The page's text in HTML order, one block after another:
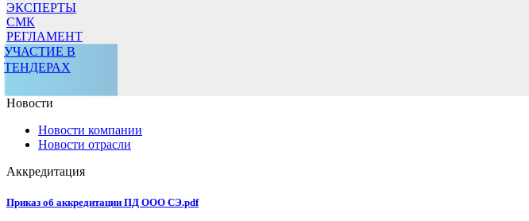
ЭКСПЕРТЫ
СМК
РЕГЛАМЕНТ
УЧАСТИЕ В
ТЕНДЕРАХ
Новости
Новости компании
Новости отрасли
Аккредитация
Приказ об аккредитации ПД ООО СЭ.pdf